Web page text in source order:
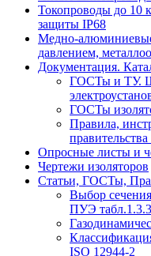
Токопроводы до 10
защиты IP68
Медно-
давлением,
Документация.
ГОСТы и ТУ.
ГОСТы
Правила,
Опросные листы и
Чертежи изоляторов
Статьи, ГОСТы,
Выбор
ПУЭ
ISO 12944-2